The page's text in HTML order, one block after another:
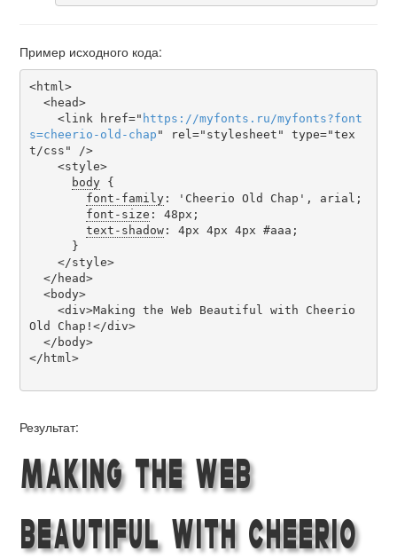
Пример исходного кода:
<html>
    <link href="
https ://myfonts . ru /myfonts?font
s=cheerio-old-chap " rel="stylesheet" type="tex
t/css" />
body {
font-family: 'Cheerio Old Chap', arial;
font-size : 48px;
text-shadow: 4px 4px 4px #aaa;
Old Chap!</div>
</html>
Результат:
Making the Web
Beautiful with Cheerio